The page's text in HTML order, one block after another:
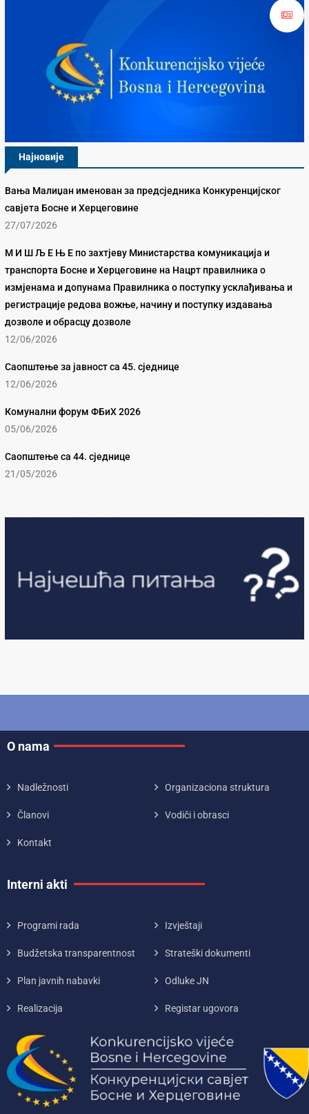
Најновије
Вања Малиџан именован за предсједника Конкуренцијског
савјета Босне и Херцеговине
27/07/2026
М И Ш Љ Е Њ Е по захтјеву Министарства комуникација и
транспорта Босне и Херцеговине на Нацрт правилника о
измјенама и допунама Правилника о поступку усклађивања и
регистрације редова вожње, начину и поступку издавања
дозволе и обрасцу дозволе
12/06/2026
Саопштење за јавност са 45. сједнице
12/06/2026
Комунални форум ФБиХ 2026
05/06/2026
Саопштење са 44. сједнице
21/05/2026
O nama
Nadležnosti Organizaciona struktura
Članovi Vodiči i obrasci
Kontakt
Interni akti
Programi rada Izvještaji
Budžetska transparentnost Strateški dokumenti
Plan javnih nabavki Odluke JN
Realizacija Registar ugovora